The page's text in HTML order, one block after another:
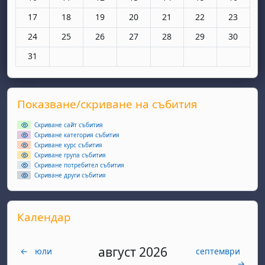
Няма събития, понеделник, 17 март
17 Няма събития, вторник, 18 март
18 Няма събития, сряда, 19 март
19 Няма събития, четвъртък, 20
20 Няма събития, петък, 21
21 Няма събития,
22 Няма
23
Няма събития, понеделник, 24 март
24 Няма събития, вторник, 25 март
25 Няма събития, сряда, 26 март
26 Няма събития, четвъртък, 27
27 Няма събития, петък, 28
28 Няма събития,
29 Няма
30
Няма събития, понеделник, 31 март
31
Supplementary blocks
Прескочи Показване/скриване на събития
Показване/скриване на събития
Скриване сайт събития
Скриване категория събития
Скриване курс събития
Скриване група събития
Скриване потребител събития
Скриване други събития
Прескочи Календар
Календар
← юли август 2026
септември